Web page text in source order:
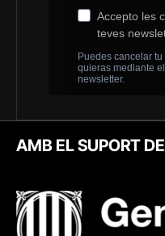
AMB EL SUPORT DE